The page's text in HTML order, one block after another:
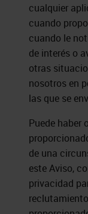
cualquier
cuando
cuando le
de interés o
otras
nosotros en
las que se
Puede haber
de una
este Aviso,
privacidad